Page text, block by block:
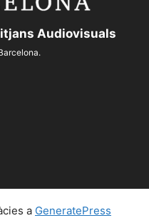
Audiovisuals
a GeneratePress